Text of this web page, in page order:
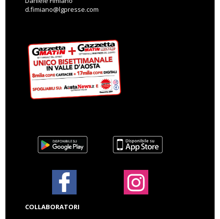
d.fimiano@lgpresse.com
COLLABORATORI